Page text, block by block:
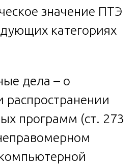
значение ПТЭ
категориях
дела – о
распространении
программ (ст. 273